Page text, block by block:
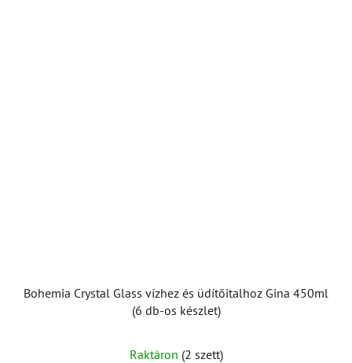
Bohemia Crystal Glass vízhez és üdítőitalhoz Gina 450ml
(6 db-os készlet)
Raktáron (2 szett)